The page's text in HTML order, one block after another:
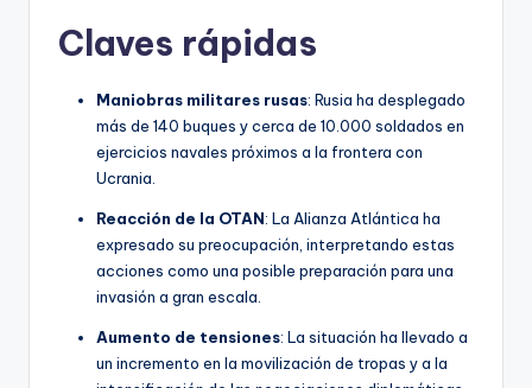
Claves rápidas
Maniobras militares rusas: Rusia ha desplegado
más de 140 buques y cerca de 10.000 soldados en
ejercicios navales próximos a la frontera con
Ucrania.
Reacción de la OTAN: La Alianza Atlántica ha
expresado su preocupación, interpretando estas
acciones como una posible preparación para una
invasión a gran escala.
Aumento de tensiones: La situación ha llevado a
un incremento en la movilización de tropas y a la